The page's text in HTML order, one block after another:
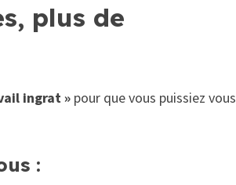
plus de
ingrat » pour que vous puissiez vous
: